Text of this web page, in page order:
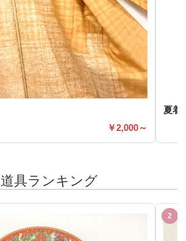
2,000～
夏着
道具ランキング